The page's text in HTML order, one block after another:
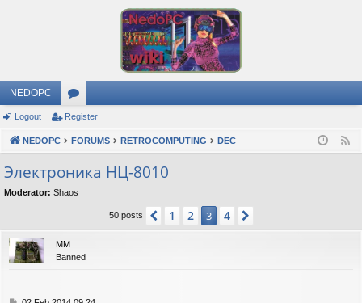
NEDOPC
or
u
s
Logout Register
NEDOPC FORUMS RETROCOMPUTING DEC
Электроника НЦ-8010
Moderator: Shaos
50 posts Previous
1 2 3 4
MM
Banned